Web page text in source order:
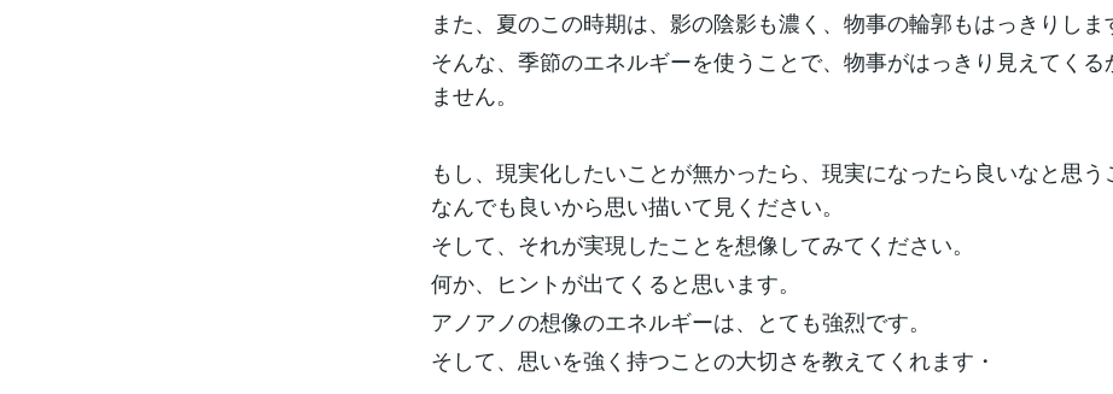
また、夏のこの時期は、影の陰影も濃く、物事の輪郭もはっきりしま
そんな、季節のエネルギーを使うことで、物事がはっきり見えてくる
ません。
もし、現実化したいことが無かったら、現実になったら良いなと思う
なんでも良いから思い描いて見ください。
そして、それが実現したことを想像してみてください。
何か、ヒントが出てくると思います。
アノアノの想像のエネルギーは、とても強烈です。
そして、思いを強く持つことの大切さを教えてくれます・